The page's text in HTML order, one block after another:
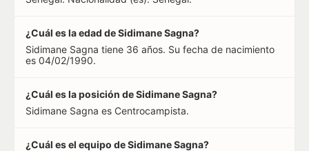
¿Cuál es la edad de Sidimane Sagna?
Sidimane Sagna tiene 36 años. Su fecha de nacimiento
es 04/02/1990.
¿Cuál es la posición de Sidimane Sagna?
Sidimane Sagna es Centrocampista.
¿Cuál es el equipo de Sidimane Sagna?